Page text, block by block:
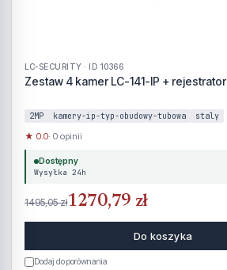
LC-SECURITY · ID 10366
Zestaw 4 kamer LC-141-IP + rejestrator
2MP kamery-ip-typ-obudowy-tubowa staly
★ 0.0· 0 opinii
Dostępny
Wysyłka 24h
1495,05 zł1270,79 zł
Do koszyka
Dodaj do porównania